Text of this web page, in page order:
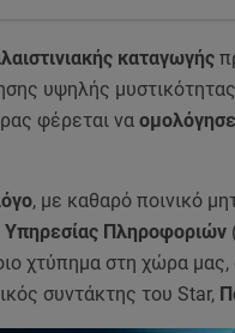
καταγωγής
υψηλής
φέρεται ναομολόγησε
, με καθαρό ποινικό
Υπηρεσίας Πληροφοριών
χτύπημα στη χώρα μας,
συντάκτης του Star,